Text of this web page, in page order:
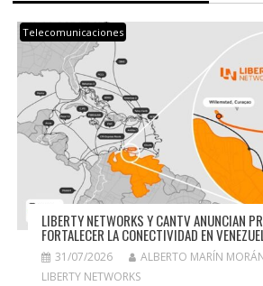
Telecomunicaciones
LIBERTY NETWORKS Y CANTV ANUNCIAN
FORTALECER LA CONECTIVIDAD EN
31/07/2026 ALBERTO MARÍN
LIBERTY NETWORKS